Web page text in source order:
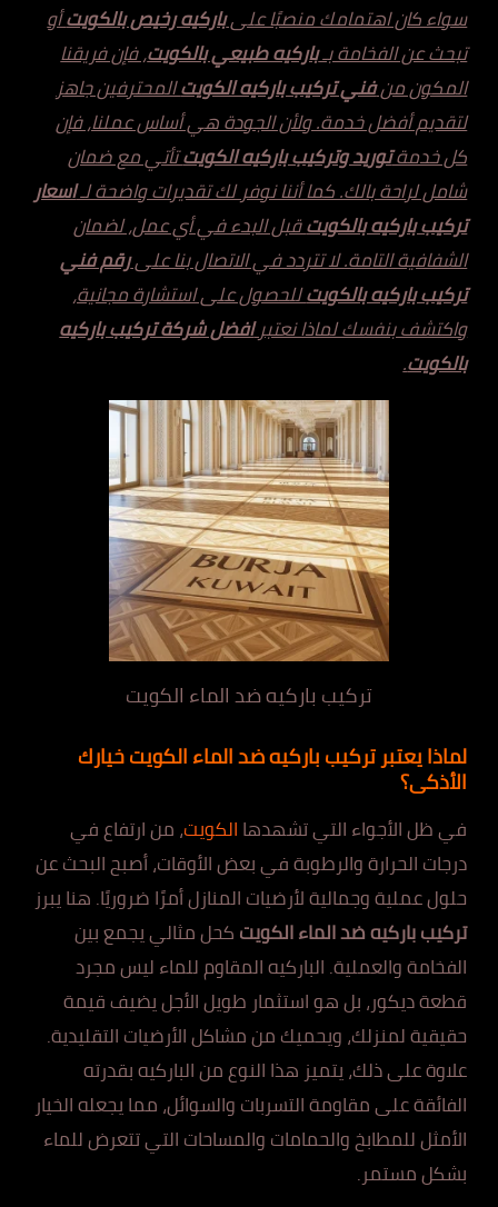
سواء كان اهتمامك منصبًا علىباركيه رخيص بالكويتأو
تبحث عن الفخامة بـباركيه طبيعي بالكويت، فإن فريقنا
المكون منفني تركيب باركيه الكويتالمحترفين جاهز
لتقديم أفضل خدمة. ولأن الجودة هي أساس عملنا، فإن
كل خدمةتوريد وتركيب باركيه الكويتتأتي مع ضمان
شامل لراحة بالك. كما أننا نوفر لك تقديرات واضحة لـاسعار
تركيب باركيه بالكويتقبل البدء في أي عمل، لضمان
الشفافية التامة. لا تتردد في الاتصال بنا علىرقم فني
تركيب باركيه بالكويتللحصول على استشارة مجانية،
واكتشف بنفسك لماذا نعتبرافضل شركة تركيب باركيه
بالكويت.
تركيب باركيه ضد الماء الكويت
لماذا يعتبر تركيب باركيه ضد الماء الكويت خيارك
الأذكى؟
في ظل الأجواء التي تشهدهاالكويت، من ارتفاع في
درجات الحرارة والرطوبة في بعض الأوقات، أصبح البحث عن
حلول عملية وجمالية لأرضيات المنازل أمرًا ضروريًا. هنا يبرز
تركيب باركيه ضد الماء الكويتكحل مثالي يجمع بين
الفخامة والعملية. الباركيه المقاوم للماء ليس مجرد
قطعة ديكور، بل هو استثمار طويل الأجل يضيف قيمة
حقيقية لمنزلك، ويحميك من مشاكل الأرضيات التقليدية.
علاوة على ذلك، يتميز هذا النوع من الباركيه بقدرته
الفائقة على مقاومة التسربات والسوائل، مما يجعله الخيار
الأمثل للمطابخ والحمامات والمساحات التي تتعرض للماء
بشكل مستمر.